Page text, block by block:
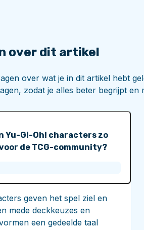
over dit artikel
over wat je in dit artikel hebt
zodat je alles beter begrijpt en
Yu-Gi-Oh! characters zo
de TCG-community?
geven het spel ziel en
mede deckkeuzes en
een gedeelde taal